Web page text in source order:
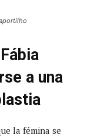
a una
la fémina se